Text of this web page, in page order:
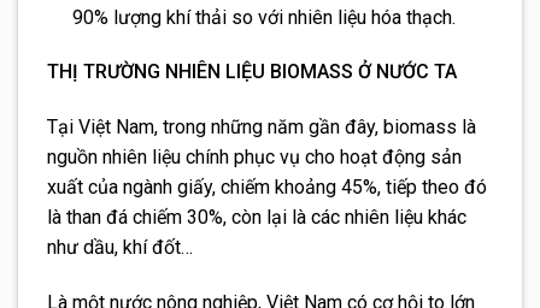
90% lượng khí thải so với nhiên liệu hóa thạch.
THỊ TRƯỜNG NHIÊN LIỆU BIOMASS Ở NƯỚC TA
Tại Việt Nam, trong những năm gần đây, biomass là
nguồn nhiên liệu chính phục vụ cho hoạt động sản
xuất của ngành giấy, chiếm khoảng 45%, tiếp theo đó
là than đá chiếm 30%, còn lại là các nhiên liệu khác
như dầu, khí đốt…
Là một nước nông nghiệp, Việt Nam có cơ hội to lớn